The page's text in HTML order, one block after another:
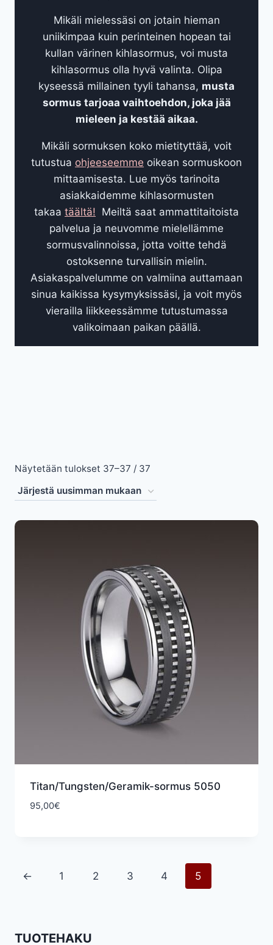
Mikäli mielessäsi on jotain hieman
uniikimpaa kuin perinteinen hopean tai
kullan värinen kihlasormus, voi musta
kihlasormus olla hyvä valinta. Olipa
kyseessä millainen tyyli tahansa, musta
sormus tarjoaa vaihtoehdon, joka jää
mieleen ja kestää aikaa.
Mikäli sormuksen koko mietityttää, voit
tutustua ohjeeseemme oikean sormuskoon
mittaamisesta. Lue myös tarinoita
asiakkaidemme kihlasormusten
takaa täältä! Meiltä saat ammattitaitoista
palvelua ja neuvomme mielellämme
sormusvalinnoissa, jotta voitte tehdä
ostoksenne turvallisin mielin.
Asiakaspalvelumme on valmiina auttamaan
sinua kaikissa kysymyksissäsi, ja voit myös
vierailla liikkeessämme tutustumassa
valikoimaan paikan päällä.
Näytetään tulokset 37–37 / 37
latest
Titan/Tungsten/Geramik-sormus 5050
95,00€
← 1 2 3 4 5
TUOTEHAKU